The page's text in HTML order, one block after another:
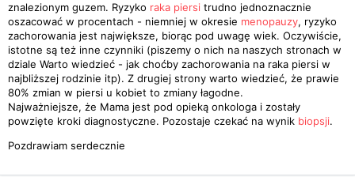
znalezionym guzem. Ryzyko raka piersi trudno jednoznacznie
oszacować w procentach - niemniej w okresie menopauzy, ryzyko
zachorowania jest największe, biorąc pod uwagę wiek. Oczywiście,
istotne są też inne czynniki (piszemy o nich na naszych stronach w
dziale Warto wiedzieć - jak choćby zachorowania na raka piersi w
najbliższej rodzinie itp). Z drugiej strony warto wiedzieć, że prawie
80% zmian w piersi u kobiet to zmiany łagodne.
Najważniejsze, że Mama jest pod opieką onkologa i zostały
powzięte kroki diagnostyczne. Pozostaje czekać na wynik biopsji.
Pozdrawiam serdecznie